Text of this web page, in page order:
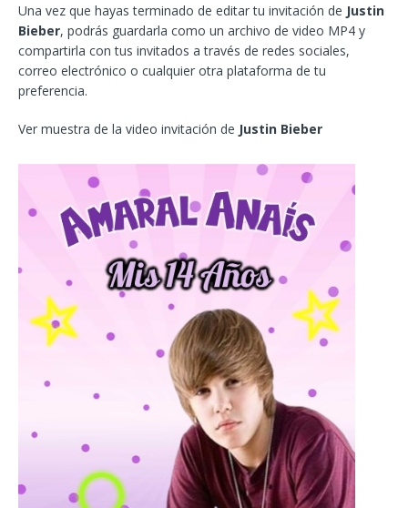
Una vez que hayas terminado de editar tu invitación de Justin
Bieber, podrás guardarla como un archivo de video MP4 y
compartirla con tus invitados a través de redes sociales,
correo electrónico o cualquier otra plataforma de tu
preferencia.
Ver muestra de la video invitación de Justin Bieber